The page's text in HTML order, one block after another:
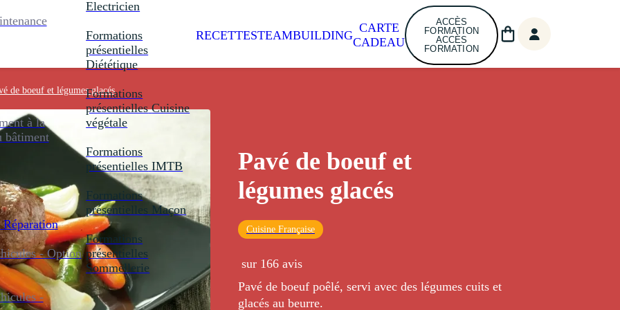
à la
bâtiment
- Option
-
Electricien
Formations
présentielles
Diététique
Formations
présentielles Cuisine
végétale
Formations
présentielles IMTB
Formations
présentielles Maçon
Formations
présentielles
Sommellerie
RECETTESTEAMBUILDING
CARTE
CADEAU
ACCÈS
FORMATION
ACCÈS
FORMATION
de boeuf et légumes glacés
Pavé de boeuf et
légumes glacés
Cuisine Française
sur 166 avis
Pavé de boeuf poêlé, servi avec des légumes cuits et
glacés au beurre.